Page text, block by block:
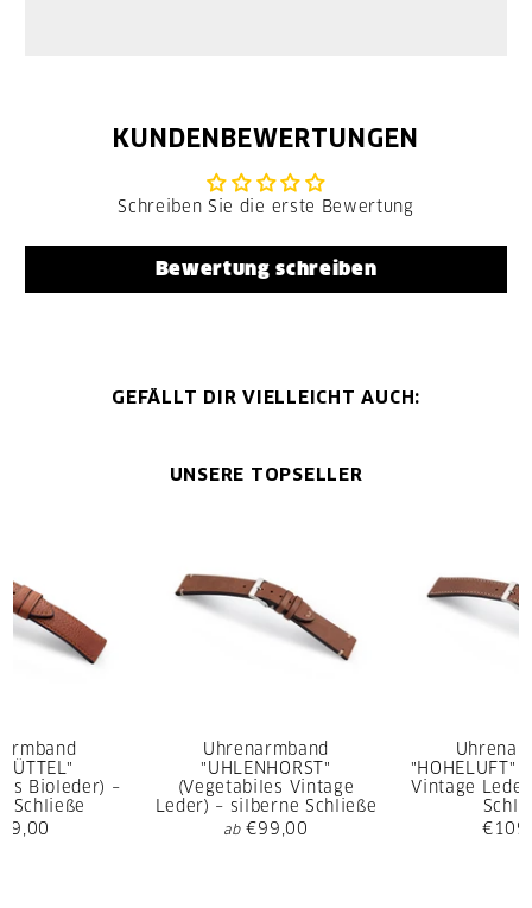
KUNDENBEWERTUNGEN
Schreiben Sie die erste Bewertung
Bewertung schreiben
GEFÄLLT DIR VIELLEICHT AUCH:
UNSERE TOPSELLER
Uhrenarmband
"UHLENHORST"
(Vegetabiles Vintage
Leder) – silberne Schließe
ab €99,00
"HOHELUFT"
Vintage
Bioleder) –
Schließe